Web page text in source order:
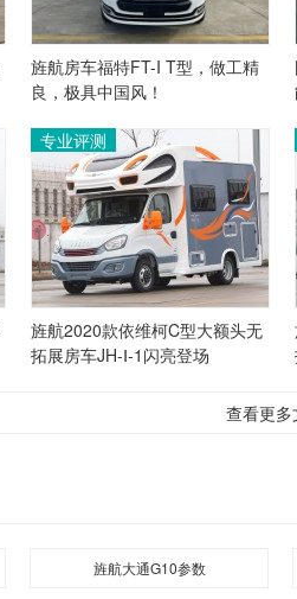
旌航房车福特FT-I T型，做工精
良，极具中国风！
专业评测
旌航2020款依维柯C型大额头无
拓展房车JH-Ⅰ-1闪亮登场
查看更多
旌航大通G10参数